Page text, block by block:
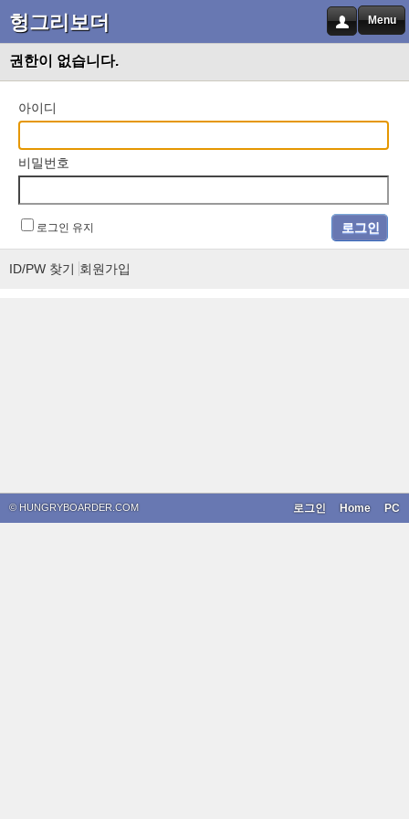
헝그리보더 Menu
권한이 없습니다.
아이디
비밀번호
로그인 유지
ID/PW 찾기 회원가입
© HUNGRYBOARDER.COM PC
Home
로그인